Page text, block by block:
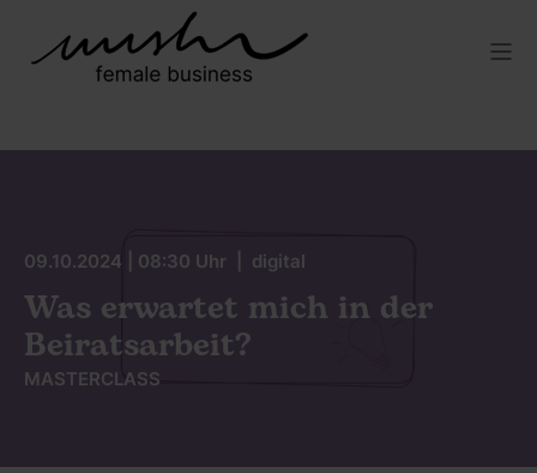
09.10.2024 | 08:30 Uhr | digital
Was erwartet mich in der
Beiratsarbeit?
MASTERCLASS